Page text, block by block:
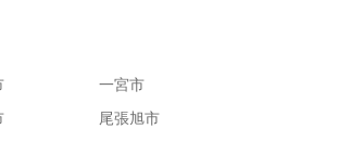
一宮市
尾張旭市